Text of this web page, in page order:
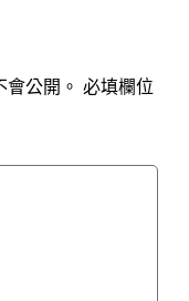
公開。 必填欄位